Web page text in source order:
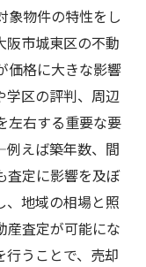
さえるべき大
穴
ックリスト
管理
物件評価
要性
価格を導き出
象物件の特性をし
阪市城東区の不動
価格に大きな影響
学区の評判、周辺
左右する重要な要
えば築年数、間
定に影響を及ぼ
、地域の相場と照
産査定が可能にな
行うことで、売却